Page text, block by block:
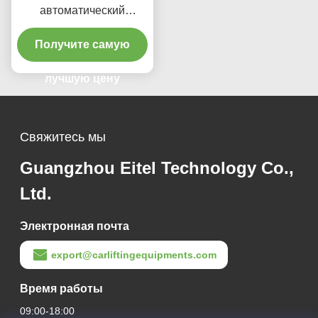
автоматический
подъемник 380V/220V с
низким профилем
Получите самую
лучшую цену
Свяжитесь мы
Guangzhou Eitel Technology Co.,
Ltd.
Электронная почта
export@carliftingequipments.com
Время работы
09:00-18:00